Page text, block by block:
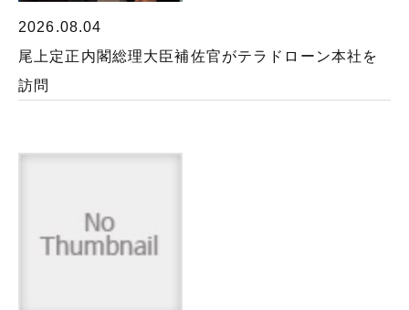
2026.08.04
尾上定正内閣総理大臣補佐官がテラドローン本社を
訪問